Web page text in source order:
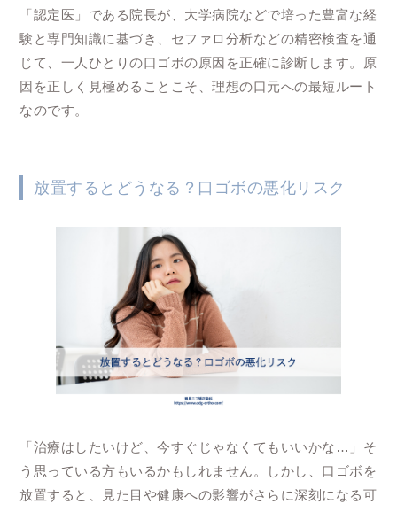
「認定医」である院長が、大学病院などで培った豊富な経
験と専門知識に基づき、セファロ分析などの精密検査を通
じて、一人ひとりの口ゴボの原因を正確に診断します。原
因を正しく見極めることこそ、理想の口元への最短ルート
なのです。
放置するとどうなる？口ゴボの悪化リスク
「治療はしたいけど、今すぐじゃなくてもいいかな…」そ
う思っている方もいるかもしれません。しかし、口ゴボを
放置すると、見た目や健康への影響がさらに深刻になる可